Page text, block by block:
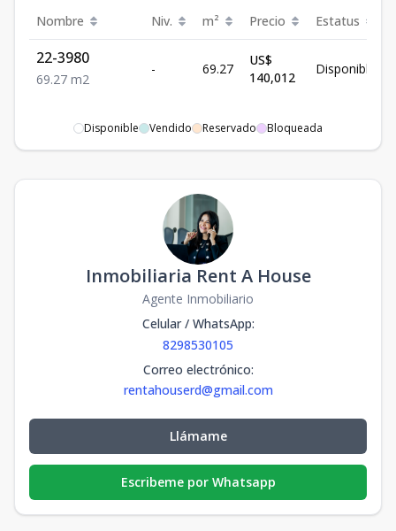
Nombre Niv. m² Precio Estatus
22-3980
69.27 m2
- 69.27
US$
140,012
Disponible
Disponible Vendido Reservado Bloqueada
Inmobiliaria Rent A House
Agente Inmobiliario
Celular / WhatsApp:
8298530105
Correo electrónico:
rentahouserd@gmail.com
Llámame
Escribeme por Whatsapp